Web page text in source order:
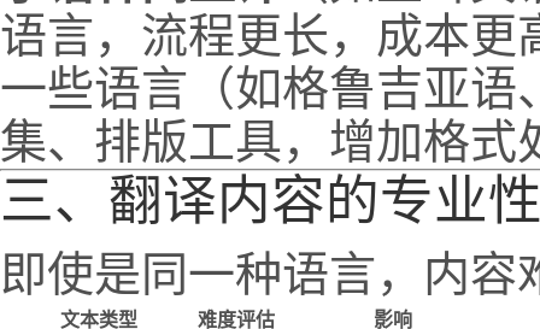
语言，流程更长，成本更
一些语言（如格鲁吉亚语
集、排版工具，增加格式
三、翻译内容的专业
即使是同一种语言，内容
文本类型 难度评估
影响